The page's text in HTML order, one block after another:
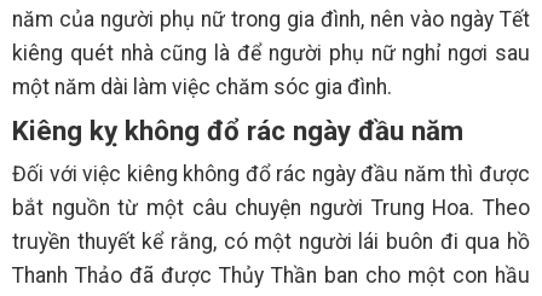
năm của người phụ nữ trong gia đình, nên vào ngày Tết
kiêng quét nhà cũng là để người phụ nữ nghỉ ngơi sau
một năm dài làm việc chăm sóc gia đình.
Kiêng kỵ không đổ rác ngày đầu năm
Đối với việc kiêng không đổ rác ngày đầu năm thì được
bắt nguồn từ một câu chuyện người Trung Hoa. Theo
truyền thuyết kể rằng, có một người lái buôn đi qua hồ
Thanh Thảo đã được Thủy Thần ban cho một con hầu